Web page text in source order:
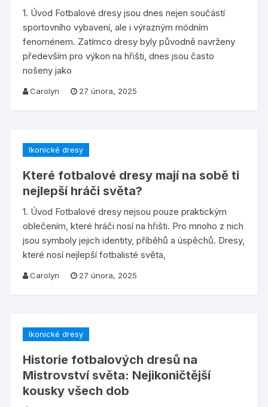
1. Úvod Fotbalové dresy jsou dnes nejen součástí
sportovního vybavení, ale i výrazným módním
fenoménem. Zatímco dresy byly původně navrženy
především pro výkon na hřišti, dnes jsou často
nošeny jako
Carolyn 27 února, 2025
Ikonické dresy
Které fotbalové dresy mají na sobě ti
nejlepší hráči světa?
1. Úvod Fotbalové dresy nejsou pouze praktickým
oblečením, které hráči nosí na hřišti. Pro mnoho z nich
jsou symboly jejich identity, příběhů a úspěchů. Dresy,
které nosí nejlepší fotbalisté světa,
Carolyn 27 února, 2025
Ikonické dresy
Historie fotbalových dresů na
Mistrovství světa: Nejikoničtější
kousky všech dob